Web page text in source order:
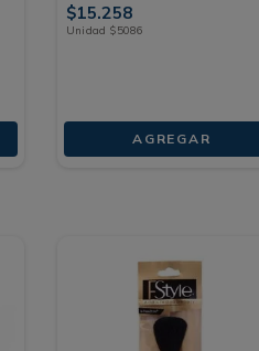
$15.258
Unidad $5086
AGREGAR